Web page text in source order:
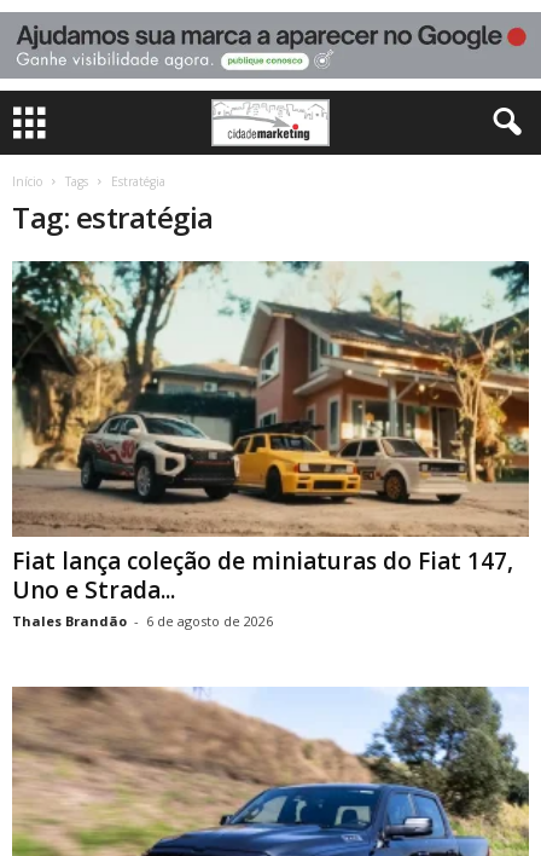
Início Tags Estratégia
Tag: estratégia
Fiat lança coleção de miniaturas do Fiat 147,
Uno e Strada...
Thales Brandão - 6 de agosto de 2026